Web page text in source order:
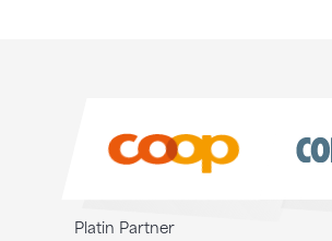
Platin Partner